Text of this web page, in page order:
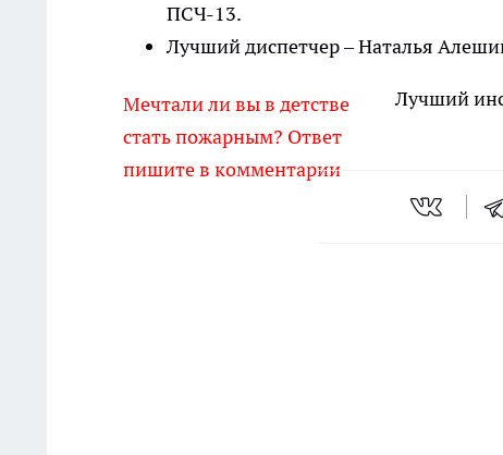
ПСЧ-13.
Лучший диспетчер – Наталья
Мечтали ли вы в детстве
стать пожарным? Ответ
пишите в комментарии
Лучший